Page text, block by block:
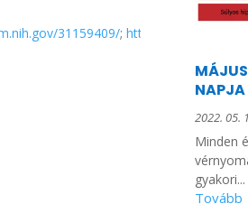
31159409/;https://
NAPJA
2022. 05.
Minden
gyakori...